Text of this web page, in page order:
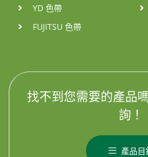
YD 色帶
FUJITSU 色帶
找不到您需要的產品
詢！
產品目